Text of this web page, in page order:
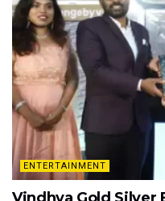
ENTERTAINMENT